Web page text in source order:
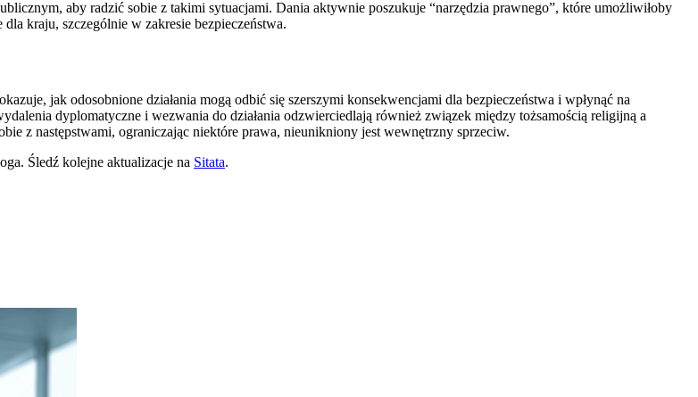
aby radzić sobie z takimi sytuacjami. Dania aktywnie poszukuje “narzędzia prawnego”, które umożliwiłoby
kraju, szczególnie w zakresie bezpieczeństwa.
jak odosobnione działania mogą odbić się szerszymi konsekwencjami dla bezpieczeństwa i wpłynąć na
dyplomatyczne i wezwania do działania odzwierciedlają również związek między tożsamością religijną a
z następstwami, ograniczając niektóre prawa, nieunikniony jest wewnętrzny sprzeciw.
Śledź kolejne aktualizacje na Sitata.